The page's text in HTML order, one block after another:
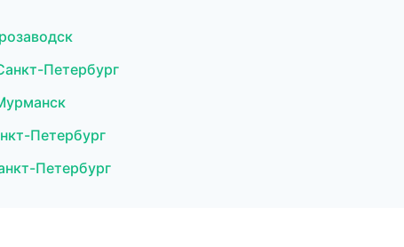
Петербург
Петербург
Петербург